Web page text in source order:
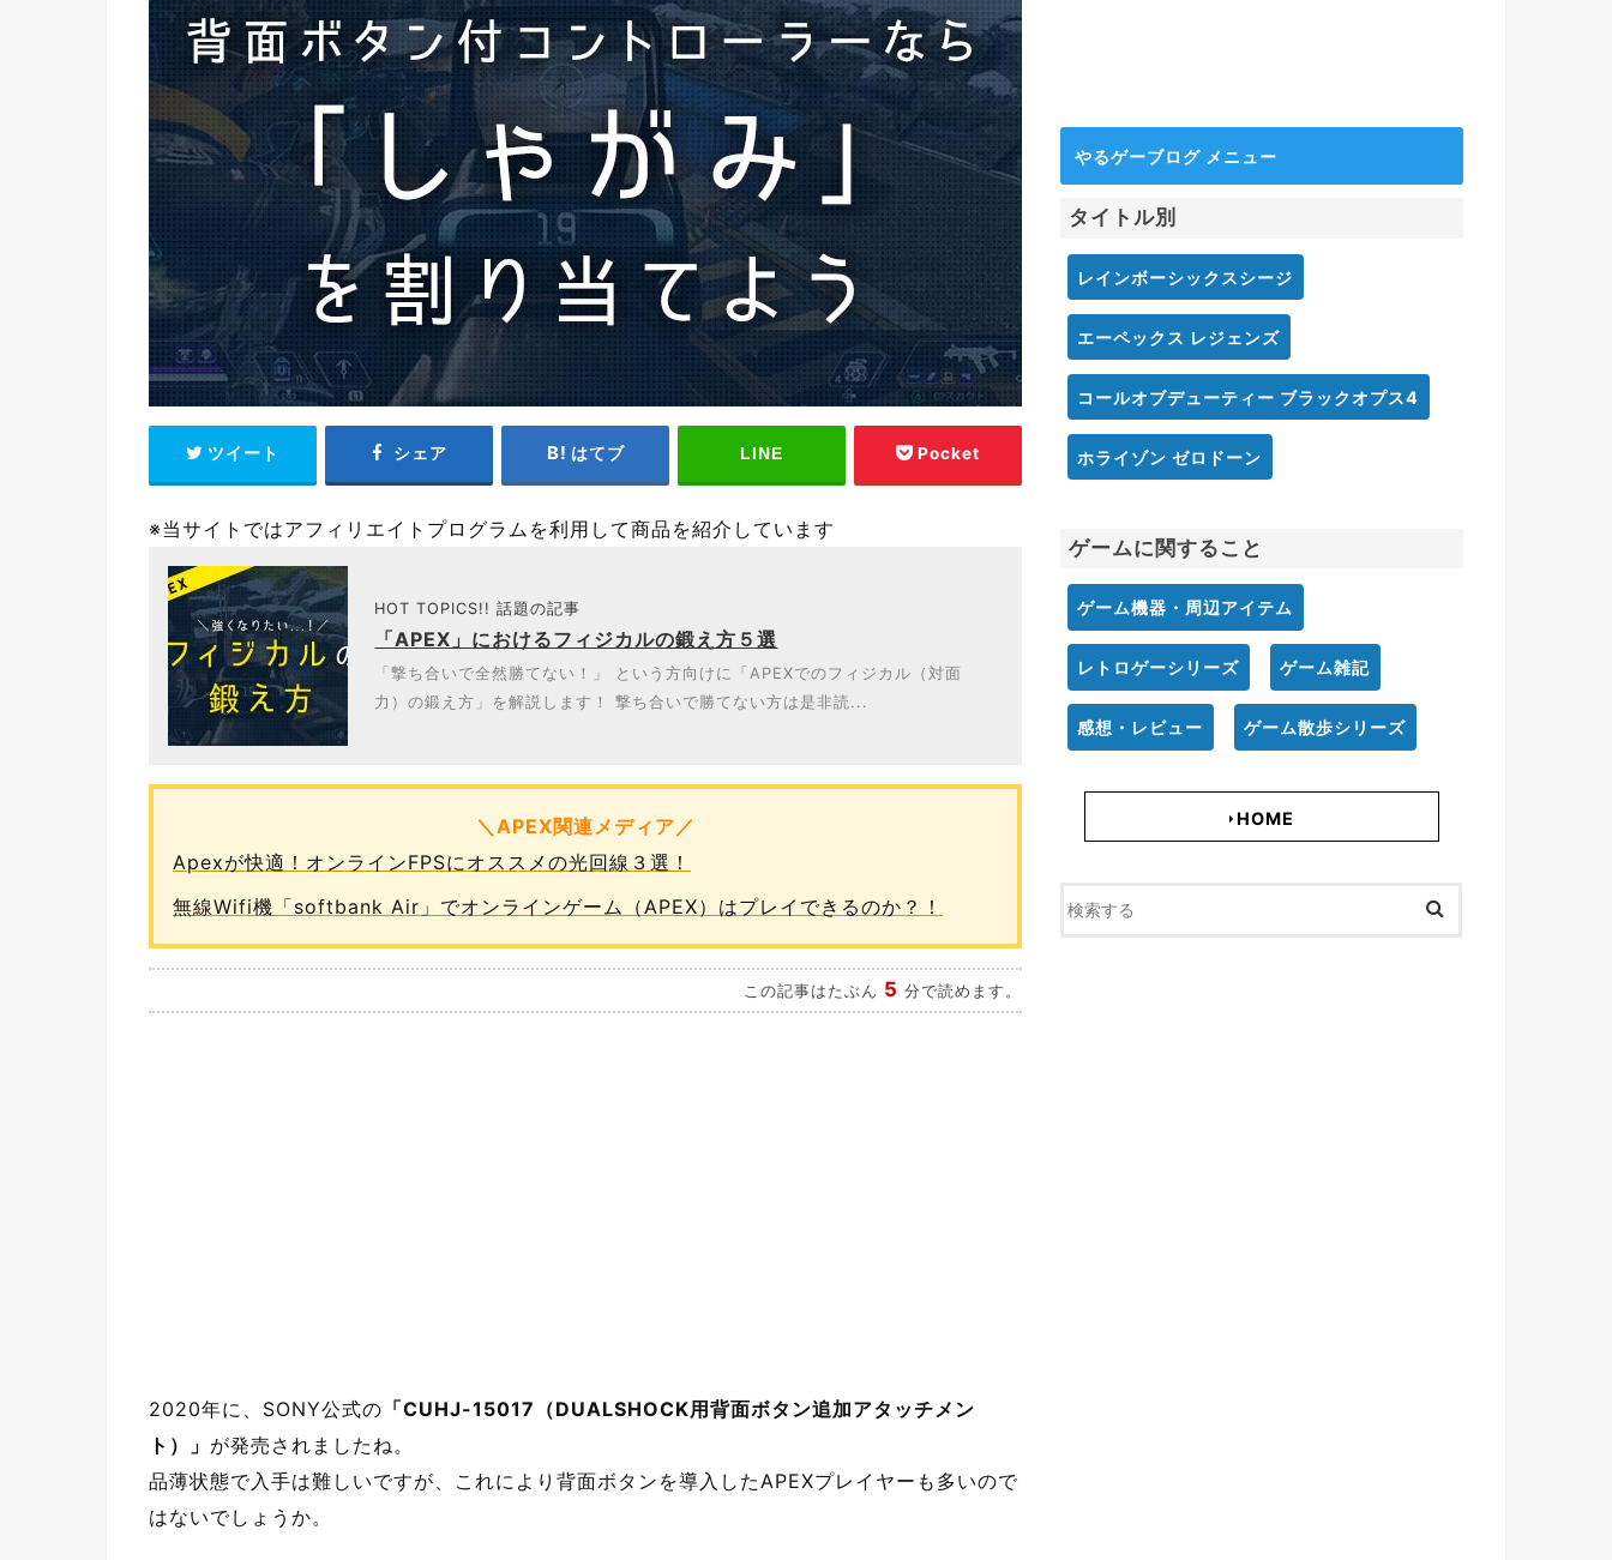
ツイート シェア はてブ LINE Pocket
※当サイトではアフィリエイトプログラムを利用して商品を紹介しています
HOT TOPICS!! 話題の記事
「APEX」におけるフィジカルの鍛え方５選
「撃ち合いで全然勝てない！」 という方向けに「APEXでのフィジカル（対面
力）の鍛え方」を解説します！ 撃ち合いで勝てない方は是非読...
＼APEX関連メディア／
Apexが快適！オンラインFPSにオススメの光回線３選！
無線Wifi機「softbank Air」でオンラインゲーム（APEX）はプレイできるのか？！
この記事はたぶん 5 分で読めます。
2020年に、SONY公式の 「CUHJ-15017（DUALSHOCK用背面ボタン追加アタッチメン
ト）」 が発売されましたね。
品薄状態で入手は難しいですが、これにより背面ボタンを導入したAPEXプレイヤーも多いので
はないでしょうか。
やるゲーブログ メニュー
タイトル別
レインボーシックスシージ
エーペックス レジェンズ
コールオブデューティー ブラックオプス4
ホライゾン ゼロドーン
ゲームに関すること
ゲーム機器・周辺アイテム
レトロゲーシリーズ ゲーム雑記
感想・レビュー ゲーム散歩シリーズ
HOME